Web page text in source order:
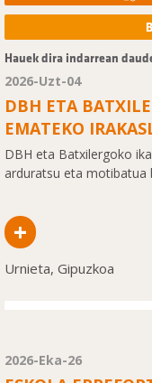
Hauek dira indarrean
2026-Uzt-04
DBH ETA
EMATEKO
DBH eta Batxilergoko
arduratsu eta motibatua
+
Urnieta, Gipuzkoa
2026-Eka-26